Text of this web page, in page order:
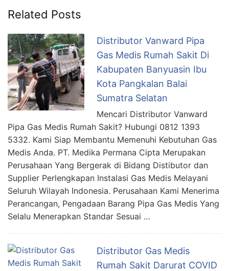
Related Posts
Distributor Vanward Pipa
Gas Medis Rumah Sakit Di
Kabupaten Banyuasin Ibu
Kota Pangkalan Balai
Sumatra Selatan
Mencari Distributor Vanward
Pipa Gas Medis Rumah Sakit? Hubungi 0812 1393
5332. Kami Siap Membantu Memenuhi Kebutuhan Gas
Medis Anda. PT. Medika Permana Cipta Merupakan
Perusahaan Yang Bergerak di Bidang Distibutor dan
Supplier Perlengkapan Instalasi Gas Medis Melayani
Seluruh Wilayah Indonesia. Perusahaan Kami Menerima
Perancangan, Pengadaan Barang Pipa Gas Medis Yang
Selalu Menerapkan Standar Sesuai …
Distributor Gas Medis
Rumah Sakit Darurat COVID